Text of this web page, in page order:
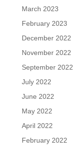
March 2023
February 2023
December 2022
November 2022
September 2022
July 2022
June 2022
May 2022
April 2022
February 2022